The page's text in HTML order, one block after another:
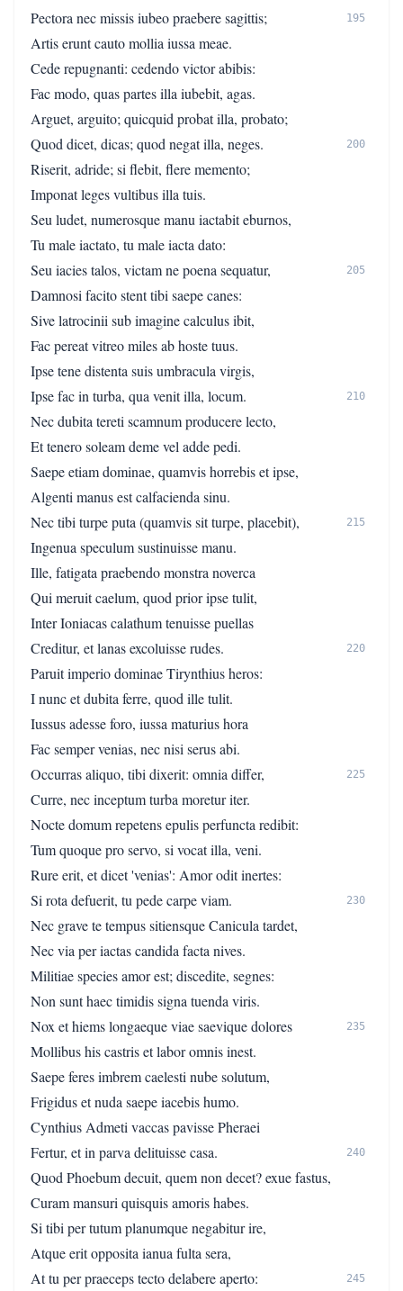
Pectora nec missis iubeo praebere sagittis;
195
Artis erunt cauto mollia iussa meae.
Cede repugnanti: cedendo victor abibis:
Fac modo, quas partes illa iubebit, agas.
Arguet, arguito; quicquid probat illa, probato;
Quod dicet, dicas; quod negat illa, neges.
200
Riserit, adride; si flebit, flere memento;
Imponat leges vultibus illa tuis.
Seu ludet, numerosque manu iactabit eburnos,
Tu male iactato, tu male iacta dato:
Seu iacies talos, victam ne poena sequatur,
205
Damnosi facito stent tibi saepe canes:
Sive latrocinii sub imagine calculus ibit,
Fac pereat vitreo miles ab hoste tuus.
Ipse tene distenta suis umbracula virgis,
Ipse fac in turba, qua venit illa, locum.
210
Nec dubita tereti scamnum producere lecto,
Et tenero soleam deme vel adde pedi.
Saepe etiam dominae, quamvis horrebis et ipse,
Algenti manus est calfacienda sinu.
Nec tibi turpe puta (quamvis sit turpe, placebit),
215
Ingenua speculum sustinuisse manu.
Ille, fatigata praebendo monstra noverca
Qui meruit caelum, quod prior ipse tulit,
Inter Ioniacas calathum tenuisse puellas
Creditur, et lanas excoluisse rudes.
220
Paruit imperio dominae Tirynthius heros:
I nunc et dubita ferre, quod ille tulit.
Iussus adesse foro, iussa maturius hora
Fac semper venias, nec nisi serus abi.
Occurras aliquo, tibi dixerit: omnia differ,
225
Curre, nec inceptum turba moretur iter.
Nocte domum repetens epulis perfuncta redibit:
Tum quoque pro servo, si vocat illa, veni.
Rure erit, et dicet 'venias': Amor odit inertes:
Si rota defuerit, tu pede carpe viam.
230
Nec grave te tempus sitiensque Canicula tardet,
Nec via per iactas candida facta nives.
Militiae species amor est; discedite, segnes:
Non sunt haec timidis signa tuenda viris.
Nox et hiems longaeque viae saevique dolores
235
Mollibus his castris et labor omnis inest.
Saepe feres imbrem caelesti nube solutum,
Frigidus et nuda saepe iacebis humo.
Cynthius Admeti vaccas pavisse Pheraei
Fertur, et in parva delituisse casa.
240
Quod Phoebum decuit, quem non decet? exue fastus,
Curam mansuri quisquis amoris habes.
Si tibi per tutum planumque negabitur ire,
Atque erit opposita ianua fulta sera,
At tu per praeceps tecto delabere aperto:
245